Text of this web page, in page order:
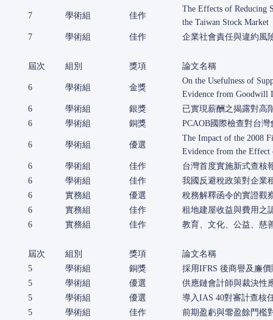
7 學術組 佳作
The Effects of Reducing
the Taiwan Stock Market
7
學術組 佳作 企業社會責任與違約風
屆次 組別 獎項 論文名稱
6 學術組 金獎
On the Usefulness of
Evidence from Goodwill
6
學術組 銀獎
已實現薪酬之揭露對高
6
學術組 銅獎 PCAOB國際檢查對台
6 學術組 優選
The Impact of the 2008
Evidence from the Effect
6
學術組 佳作
台灣首度實施新式查核
6
學術組 佳作
我國反避稅政策對企業
6
實務組 優選
稅務解釋函令的實證觀
6
實務組 佳作
租地建屋收益與費用之
6
實務組 佳作 教育、文化、公益、慈
屆次 組別 獎項
論文名稱
5
學術組 銅獎
採用IFRS 後商譽及廉
5
學術組 優選
供應鏈會計師與裁決性
5
學術組 優選
導入IAS 40對審計查核
5
學術組 佳作
前期盈虧與零盈餘門檻